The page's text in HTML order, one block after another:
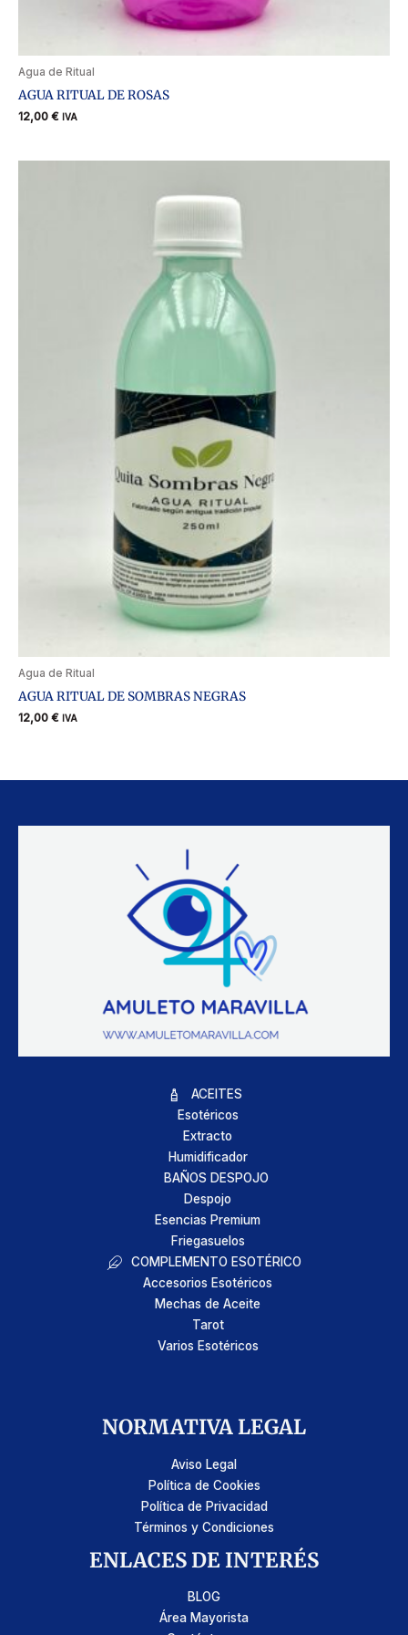
Agua de Ritual
AGUA RITUAL DE ROSAS
12,00 € IVA
Agua de Ritual
AGUA RITUAL DE SOMBRAS NEGRAS
12,00 € IVA
ACEITES
Esotéricos
Extracto
Humidificador
BAÑOS DESPOJO
Despojo
Esencias Premium
Friegasuelos
COMPLEMENTO ESOTÉRICO
Accesorios Esotéricos
Mechas de Aceite
Tarot
Varios Esotéricos
NORMATIVA LEGAL
Aviso Legal
Política de Cookies
Política de Privacidad
Términos y Condiciones
ENLACES DE INTERÉS
BLOG
Área Mayorista